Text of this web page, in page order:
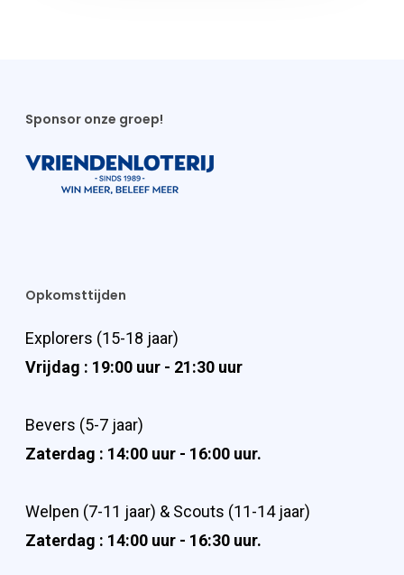
Sponsor onze groep!
Opkomsttijden
Explorers (15-18 jaar)
Vrijdag : 19:00 uur - 21:30 uur
Bevers (5-7 jaar)
Zaterdag : 14:00 uur - 16:00 uur.
Welpen (7-11 jaar) & Scouts (11-14 jaar)
Zaterdag : 14:00 uur - 16:30 uur.